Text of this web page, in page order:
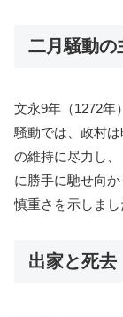
二月騒動の
文永9年（1272年
騒動では、政村
の維持に尽力し
に勝手に馳せ向
慎重さを示しまし
出家と死去